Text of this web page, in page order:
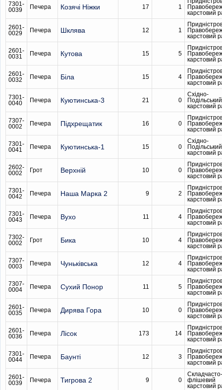
7301-
0039
Печера Козячі Ніжки 17 1
карстовий
2601-
0029
Печера Шклява 12 1
карстовий
2601-
0031
Печера Кутова 15 5
карстовий
2601-
0032
Печера Біла 15 4
карстовий
7301-
0040
Печера Куютинська-3 21 0
Східно-
Подільський
карстовий
7307-
0002
Печера Підхрещатик 16 0
карстовий
7301-
0041
Печера Куютинська-1 15 0
Східно-
Подільський
карстовий
2602-
0002
Грот Верхній 10 0
карстовий
7301-
0042
Печера Наша Марка 2 9 2
карстовий
7301-
0043
Печера Вухо 11 4
карстовий
7302-
0002
Грот Бика 10 4
карстовий
7307-
0003
Печера Чуньківська 12 4
карстовий
7307-
0004
Печера Сухий Понор 11 5
карстовий
2601-
0035
Печера Дирява Гора 10 0
карстовий
2601-
0036
Печера Лісок 173 14
карстовий
7301-
0044
Печера Баунті 12 3
карстовий
2601-
0039
Печера Тигрова 2 9 0
Складчасто-
флішевий
карстовий